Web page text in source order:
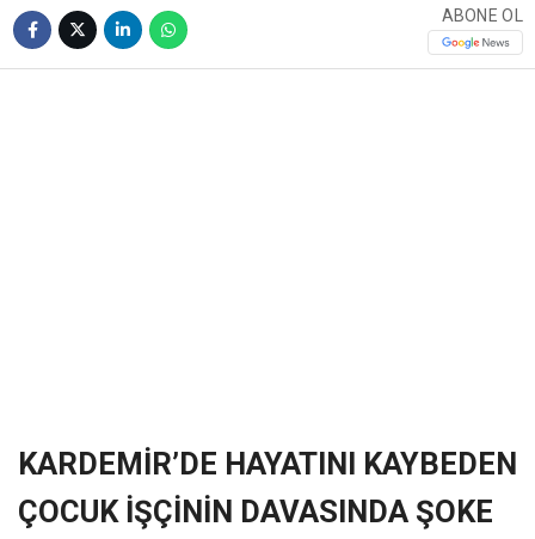
ABONE OL
KARDEMİR’DE HAYATINI KAYBEDEN
ÇOCUK İŞÇİNİN DAVASINDA ŞOKE